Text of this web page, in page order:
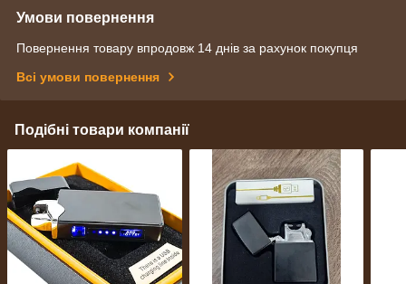
Умови повернення
Повернення товару впродовж 14 днів за рахунок покупця
Всі умови повернення
Подібні товари компанії